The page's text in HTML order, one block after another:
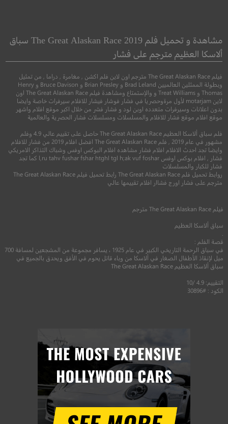
مياه ملوثة
7.6
أشباح الحرب
5.4
مشاهدة و تحميل فلم The Great Alaskan Race 2019 سباق
ألاسكا العظيم مترجم على فشار
فيلم The Great Alaskan Race مترجم اون لاين فلم اكشن , مغامرة , دراما , من تمثيل
وبطولة الممثلين العالميين Brad Leland و Brian Presley و Bruce Davison و Henry
Thomas و Treat Williams و والإستمتاع ومشاهدة فيلم The Great Alaskan Race اون
لاين motarjam لأول مرةوحصريا في فشار فوشار فيشار للافلام سيرفرات خاصة وايضا
بدون اعلانات وسيرفرات متعدده اوبن لود و فشار فشر من خلال اكبر موقع افلام واشهر
موقع افلام موقع فشار للافلام والمسلسلات ومسلسلات فشار الحصرية والعالمية
فلم سباق ألاسكا العظيم The Great Alaskan Race حاصل على تقييم عالي 4.9 وفلم
مشهور في عام 2019 , فلم The Great Alaskan Race افضل افلام 2019 من فشار للافلام
وايضا تجد احدث الافلام افلام فشار مشاهده افلام البوكس اوفس وشباك التذاكر الامريكي
فشار , افلام بوكس اوفس l,ru tahv fushar fshar htghl tgl h;ak vuf foshar كما تجد
فشار للكبار والمسلسلات
روابط تحميل فلم The Great Alaskan Race رابط تحميل فيلم The Great Alaskan Race
مترجم على فشار اورج فشاار افلام تقييمها عالي
فيلم The Great Alaskan Raceمترجم
سباق ألاسكا العظيم
قصة الفلم :
في سباق الرحمة التاريخي الكبير في عام 1925 ، يسافر مجموعة من المشجعين لمسافة 700
ميل لإنقاذ الأطفال الصغار في ألاسكا من وباء قاتل يحوم في اﻷفق ويحدق بالجميع في
سباق ألاسكا العظيم The Great Alaskan Race
التقييم: 4.9 /10
الكود : #30896